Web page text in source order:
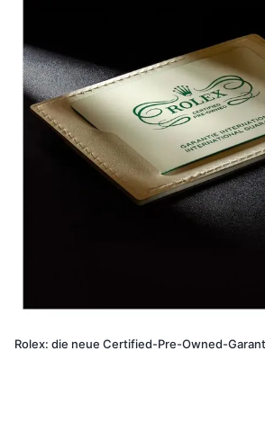
Rolex: die neue Certified-Pre-Owned-